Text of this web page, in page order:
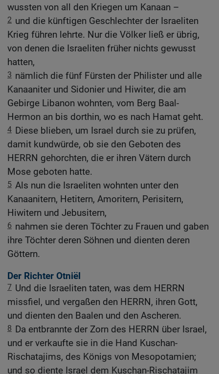
wussten von all den Kriegen um Kanaan –
2 und die künftigen Geschlechter der Israeliten
Krieg führen lehrte. Nur die Völker ließ er übrig,
von denen die Israeliten früher nichts gewusst
hatten,
3 nämlich die fünf Fürsten der Philister und alle
Kanaaniter und Sidonier und Hiwiter, die am
Gebirge Libanon wohnten, vom Berg Baal-
Hermon an bis dorthin, wo es nach Hamat geht.
4 Diese blieben, um Israel durch sie zu prüfen,
damit kundwürde, ob sie den Geboten des
HERRN gehorchten, die er ihren Vätern durch
Mose geboten hatte.
5 Als nun die Israeliten wohnten unter den
Kanaanitern, Hetitern, Amoritern, Perisitern,
Hiwitern und Jebusitern,
6 nahmen sie deren Töchter zu Frauen und gaben
ihre Töchter deren Söhnen und dienten deren
Göttern.
Der Richter Otniël
7 Und die Israeliten taten, was dem HERRN
missfiel, und vergaßen den HERRN, ihren Gott,
und dienten den Baalen und den Ascheren.
8 Da entbrannte der Zorn des HERRN über Israel,
und er verkaufte sie in die Hand Kuschan-
Rischatajims, des Königs von Mesopotamien;
und so diente Israel dem Kuschan-Rischatajim